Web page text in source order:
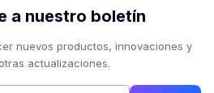
a nuestro boletín
nuevos productos, innovaciones y
actualizaciones.